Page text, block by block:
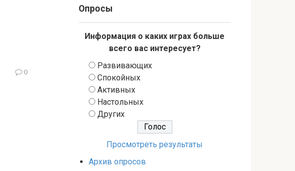
0
Опросы
Информация о каких играх больше
всего вас интересует?
Развивающих
Спокойных
Активных
Настольных
Других
Просмотреть результаты
Архив опросов